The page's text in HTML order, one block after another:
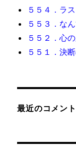
５５４．ラ
５５３．な
５５２．心
５５１．決
最近のコメント